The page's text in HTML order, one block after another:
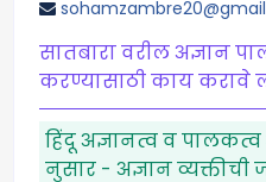
सातबारा वरील अज्ञान
करण्यासाठी काय करावे
हिंदू अज्ञानत्व व
नुसार - अज्ञान व्यक्तीची